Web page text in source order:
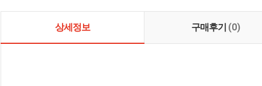
상세정보 구매후기 (0)